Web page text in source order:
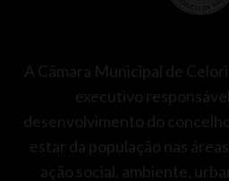
A Câmara Municipal de
executivo
desenvolvimento do
estar da população nas
ação social, ambiente,